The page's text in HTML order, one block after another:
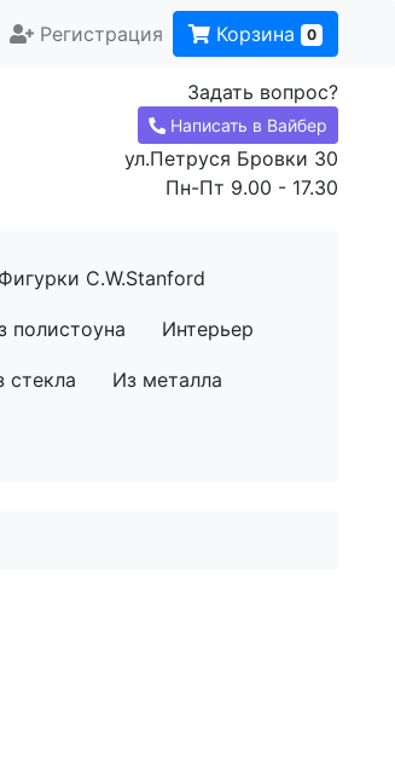
Регистрация Корзина 0
Задать вопрос?
Написать в Вайбер
ул.Петруся Бровки 30
Пн-Пт 9.00 - 17.30
Фигурки C.W.Stanford
полистоуна Интерьер
стекла Из металла